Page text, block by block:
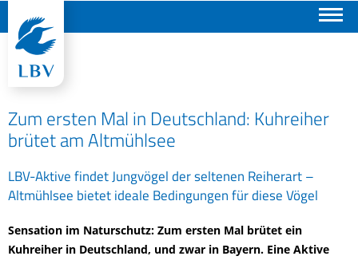
Zum ersten Mal in Deutschland: Kuhreiher
brütet am Altmühlsee
LBV-Aktive findet Jungvögel der seltenen Reiherart –
Altmühlsee bietet ideale Bedingungen für diese Vögel
Sensation im Naturschutz: Zum ersten Mal brütet ein
Kuhreiher in Deutschland, und zwar in Bayern. Eine Aktive